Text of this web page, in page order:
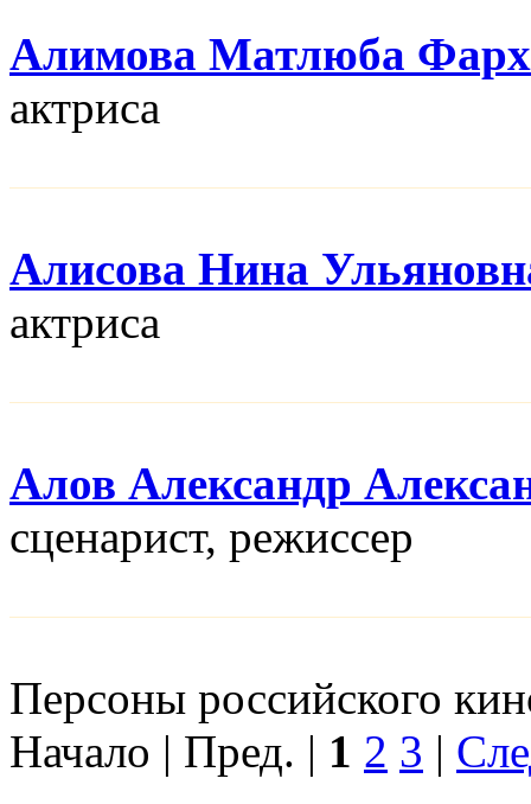
Алимова Матлюба
актриса
Алисова Нина
актриса
Алов Александр
сценарист, режисcер
Персоны российского
Начало | Пред. | 1 2 3 |